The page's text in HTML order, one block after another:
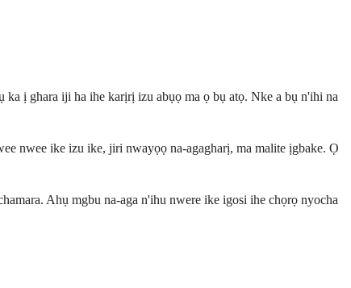
ị ghara iji ha ihe karịrị izu abụọ ma ọ bụ atọ. Nke a bụ n'ihi na
nwee ike izu ike, jiri nwayọọ na-agagharị, ma malite ịgbake. Ọ
Ahụ mgbu na-aga n'ihu nwere ike igosi ihe chọrọ nyocha